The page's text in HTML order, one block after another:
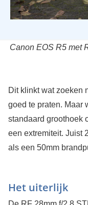
Canon EOS R5 met
Dit klinkt wat zoeken
goed te praten. Maar
standaard groothoek
een extremiteit. Juist
als een 50mm
Het uiterlijk